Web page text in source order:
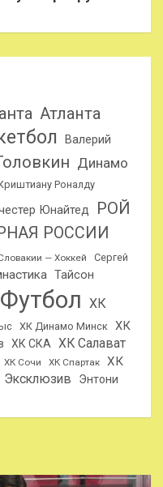
Атланта
Валерий
Динамо
Роналду
Юнайтед
РОЙ
РОССИИ
— Хоккей
Сергей
Тайсон
Футбол ХК
ХК Динамо Минск ХК
ХК СКА
ХК Салават
ХК Сочи ХК Спартак
ХК
Эксклюзив
Энтони